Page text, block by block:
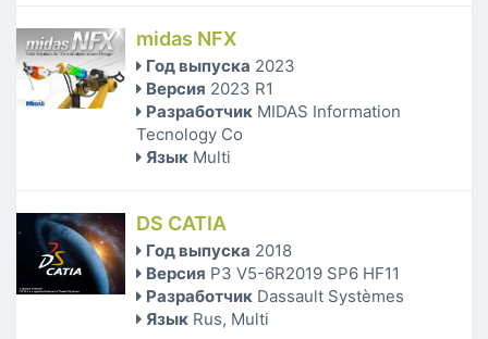
midas NFX
Год выпуска 2023
Версия 2023 R1
Разработчик MIDAS Information
Tecnology Co
Язык Multi
DS CATIA
Год выпуска 2018
Версия P3 V5-6R2019 SP6 HF11
Разработчик Dassault Systèmes
Язык Rus, Multi